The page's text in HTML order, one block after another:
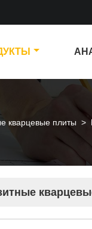
кварцевые плиты >